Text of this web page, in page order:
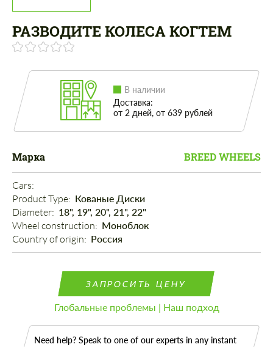
РАЗВОДИТЕ КОЛЕСА КОГТЕМ
В наличии
Доставка:
от 2 дней, от 639 рублей
Марка BREED WHEELS
Cars:
Product Type: Кованые Диски
Diameter: 18", 19", 20", 21", 22"
Wheel construction: Моноблок
Country of origin: Россия
ЗАПРОСИТЬ ЦЕНУ
Глобальные проблемы | Наш подход
Need help? Speak to one of our experts in any instant